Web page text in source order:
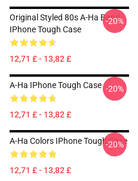
Original Styled 80s A-Ha Band
IPhone Tough Case
12,71 £ - 13,82 £
-20%
A-Ha IPhone Tough Case
12,71 £ - 13,82 £
-20%
A-Ha Colors IPhone Tough Case
12,71 £ - 13,82 £
-20%